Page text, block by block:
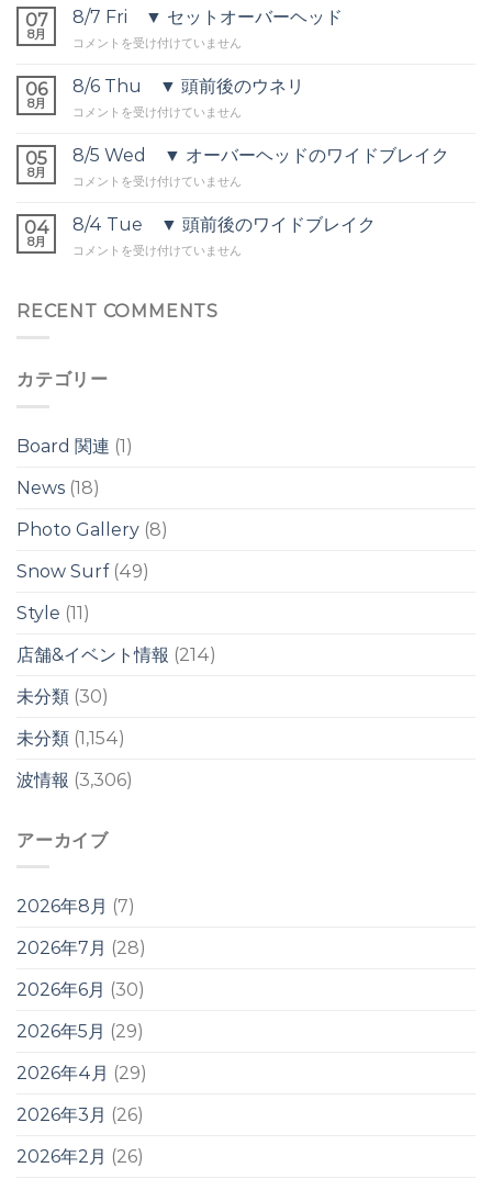
▼
頭
前
セ
ト
ー
バ
ヘ
ッ
ド
07
8月
8/7 Fri ▼ セットオーバーヘッド
8/7
▼
セ
ッ
オ
バ
ヘ
ッ
コメントを受け付けていません
06
8月
8/6 Thu ▼ 頭前後のウネリ
8/6
▼
頭
前
の
ネ
コメントを受け付けていません
05
8月
8/5 Wed ▼ オーバーヘッドのワイドブレイク
8/5
▼
オ
ー
ヘ
ワ
ブ
レ
イ
ク
コメントを受け付けていません
04
8月
8/4 Tue ▼ 頭前後のワイドブレイク
8/4
頭
ワ
ブ
レ
ク
コメントを受け付けていません
RECENT COMMENTS
カテゴリー
Board 関連 (1)
News (18)
Photo Gallery (8)
Snow Surf(49)
Style (11)
店舗&イベント情報 (214)
未分類 (30)
未分類 (1,154)
波情報 (3,306)
アーカイブ
2026年8月 (7)
2026年7月 (28)
2026年6月 (30)
2026年5月 (29)
2026年4月 (29)
2026年3月 (26)
2026年2月 (26)